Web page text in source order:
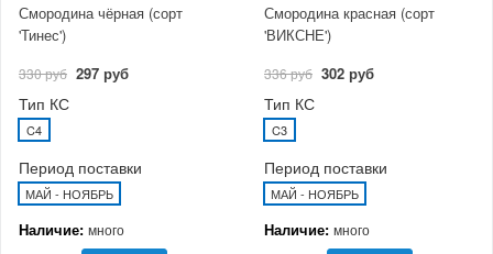
Смородина чёрная (сорт
'Тинес')
330 руб 297 руб
Тип КС
C4
Период поставки
МАЙ - НОЯБРЬ
Наличие: много
Смородина красная (сорт
'ВИКСНЕ')
336 руб 302 руб
Тип КС
C3
Период поставки
МАЙ - НОЯБРЬ
Наличие: много